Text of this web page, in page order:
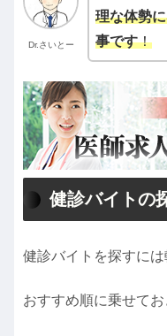
Dr.さいとー
理な体勢
事です！
健診バイトの
健診バイトを探すに
おすすめ順に乗せてお